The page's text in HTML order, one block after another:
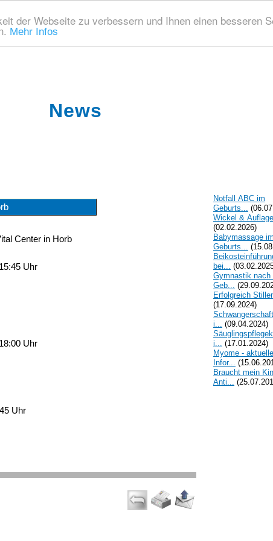
der Webseite zu verbessern und Ihnen einen besseren
Mehr Infos
News
Center in Horb
Uhr
Uhr
Uhr
Notfall ABC im
Geburts...
Wickel &
(02.02.2026)
Babymassage im
Geburts...
bei...
Gymnastik nach
Geb...
Erfolgreich
(17.09.2024)
i...
(09.04.2024)
i...
(17.01.2024)
Myome - aktuelle
Infor...
Braucht mein
Anti...